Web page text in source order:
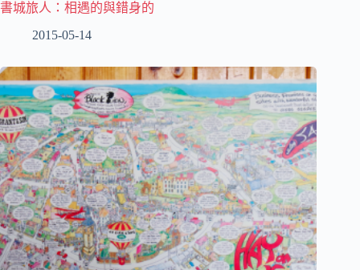
書城旅人：相遇的與錯身的
2015-05-14